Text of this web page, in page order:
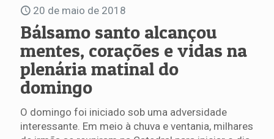
20 de maio de 2018
Bálsamo santo alcançou
mentes, corações e vidas na
plenária matinal do
domingo
O domingo foi iniciado sob uma adversidade
interessante. Em meio à chuva e ventania, milhares